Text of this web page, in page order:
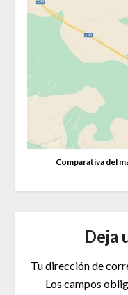
Comparativa del
Deja
Tu dirección de
Los campos